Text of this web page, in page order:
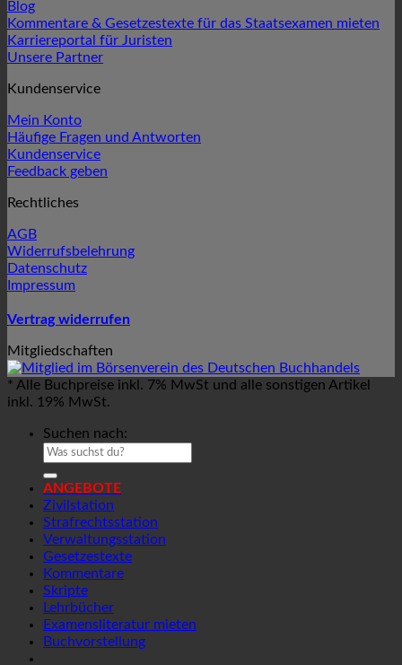
Blog
Kommentare & Gesetzestexte für das Staatsexamen mieten
Karriereportal für Juristen
Unsere Partner
Kundenservice
Mein Konto
Häufige Fragen und Antworten
Kundenservice
Feedback geben
Rechtliches
AGB
Widerrufsbelehrung
Datenschutz
Impressum
Vertrag widerrufen
Mitgliedschaften
* Alle Buchpreise inkl. 7% MwSt und alle sonstigen Artikel
inkl. 19% MwSt.
Suchen nach:
ANGEBOTE
Zivilstation
Strafrechtsstation
Verwaltungsstation
Gesetzestexte
Kommentare
Skripte
Lehrbücher
Examensliteratur mieten
Buchvorstellung